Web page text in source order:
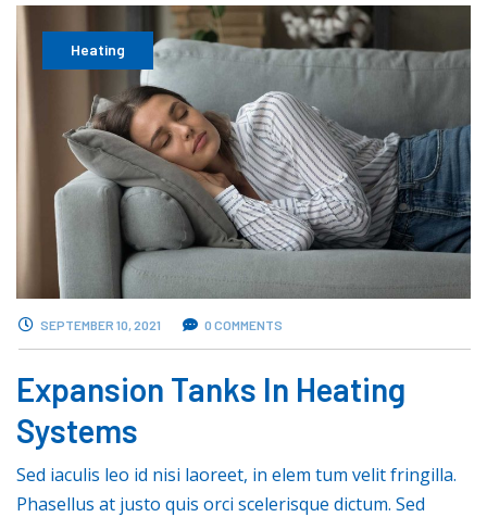
Heating
SEPTEMBER 10, 2021 0 COMMENTS
Expansion Tanks In Heating
Systems
Sed iaculis leo id nisi laoreet, in elem tum velit fringilla.
Phasellus at justo quis orci scelerisque dictum. Sed